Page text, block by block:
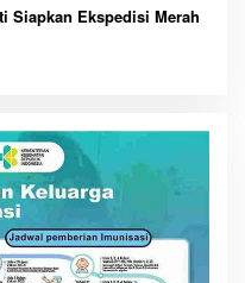
Siapkan Ekspedisi Merah